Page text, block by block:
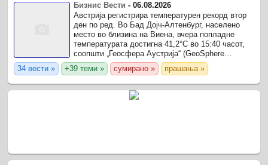
Бизнис Вести -06.08.2026
Австрија регистрира температурен рекорд втор
ден по ред. Во Бад Дојч-Алтенбург, населено
место во близина на Виена, вчера попладне
температурата достигна 41,2°C во 15:40 часот,
соопшти „Геосфера Аустрија“ (GeoSphere
Austria).
34 вести » +39 теми » сумирано » прашања »